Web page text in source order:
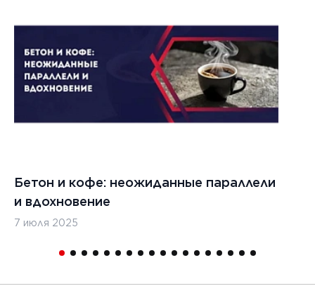
г.
Бетон и кофе: неожиданные параллели
и вдохновение
7 июля 2025